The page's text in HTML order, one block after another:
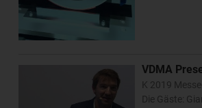
VDMA
K 2019
Die Gäste: